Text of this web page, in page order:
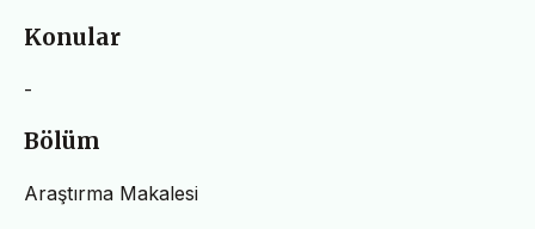
Konular
-
Bölüm
Araştırma Makalesi